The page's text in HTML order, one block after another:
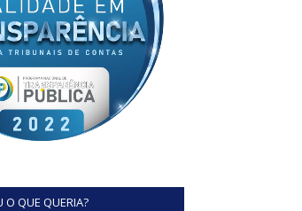
O QUE QUERIA?